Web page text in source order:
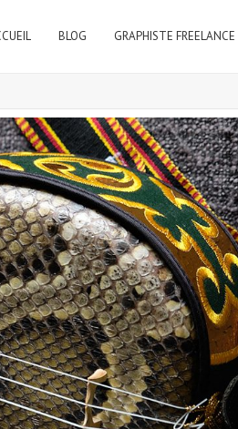
BLOG GRAPHISTE FREELANCE